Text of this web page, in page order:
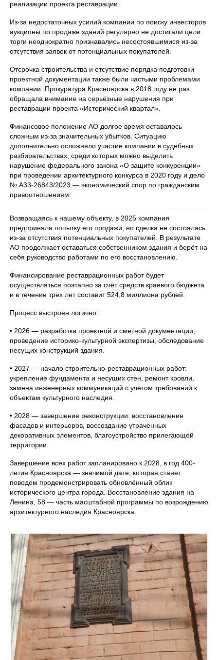
реализации проекта реставрации.
Из‑за недостаточных усилий компании по поиску инвесторов
аукционы по продаже зданий регулярно не достигали цели:
торги неоднократно признавались несостоявшимися из‑за
отсутствия заявок от потенциальных покупателей.
Отсрочка строительства и отсутствие порядка подготовки
проектной документации также были частыми проблемами
компании. Прокуратура Красноярска в 2018 году не раз
обращала внимание на серьёзные нарушения при
реставрации проекта «Исторический квартал».
Финансовое положение АО долгое время оставалось
сложным из‑за значительных убытков. Ситуацию
дополнительно осложняло участие компании в судебных
разбирательствах, среди которых можно выделить
нарушение федерального закона «О защите конкуренции»
при проведении архитектурного конкурса в 2020 году и дело
№ А33‑26843/2023 — экономический спор по гражданским
правоотношениям.
Возвращаясь к нашему объекту, в 2025 компания
предприняла попытку его продажи, но сделка не состоялась
из-за отсутствия потенциальных покупателей. В результате
АО продолжает оставаться собственником здания и берёт на
себя руководство работами по его восстановлению.
Финансирование реставрационных работ будет
осуществляться поэтапно за счёт средств краевого бюджета
и в течение трёх лет составит 524,8 миллиона рублей.
Процесс выстроен логично:
• 2026 — разработка проектной и сметной документации,
проведение историко-культурной экспертизы, обследование
несущих конструкций здания.
• 2027 — начало строительно-реставрационных работ:
укрепление фундамента и несущих стен, ремонт кровли,
замена инженерных коммуникаций с учётом требований к
объектам культурного наследия.
• 2028 — завершение реконструкции: восстановление
фасадов и интерьеров, воссоздание утраченных
декоративных элементов, благоустройство прилегающей
территории.
Завершение всех работ запланировано к 2028, в год 400-
летия Красноярска — значимой дате, которая станет
поводом продемонстрировать обновлённый облик
исторического центра города. Восстановление здания на
Ленина, 58 — часть масштабной программы по возрождению
архитектурного наследия Красноярска.